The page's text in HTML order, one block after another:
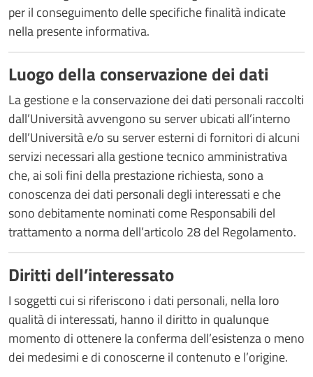
per il conseguimento delle specifiche finalità indicate
nella presente informativa.
Luogo della conservazione dei dati
La gestione e la conservazione dei dati personali raccolti
dall’Università avvengono su server ubicati all’interno
dell’Università e/o su server esterni di fornitori di alcuni
servizi necessari alla gestione tecnico amministrativa
che, ai soli fini della prestazione richiesta, sono a
conoscenza dei dati personali degli interessati e che
sono debitamente nominati come Responsabili del
trattamento a norma dell’articolo 28 del Regolamento.
Diritti dell’interessato
I soggetti cui si riferiscono i dati personali, nella loro
qualità di interessati, hanno il diritto in qualunque
momento di ottenere la conferma dell’esistenza o meno
dei medesimi e di conoscerne il contenuto e l’origine.